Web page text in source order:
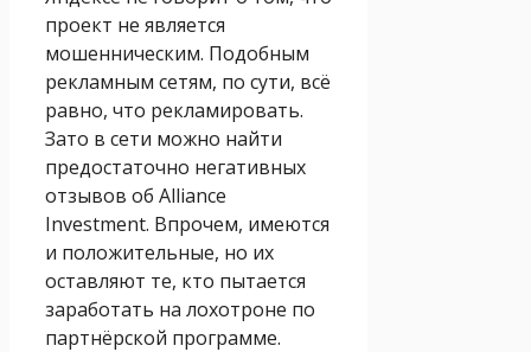
проект не является
мошенническим. Подобным
рекламным сетям, по сути, всё
равно, что рекламировать.
Зато в сети можно найти
предостаточно негативных
отзывов об Alliance
Investment. Впрочем, имеются
и положительные, но их
оставляют те, кто пытается
заработать на лохотроне по
партнёрской программе.